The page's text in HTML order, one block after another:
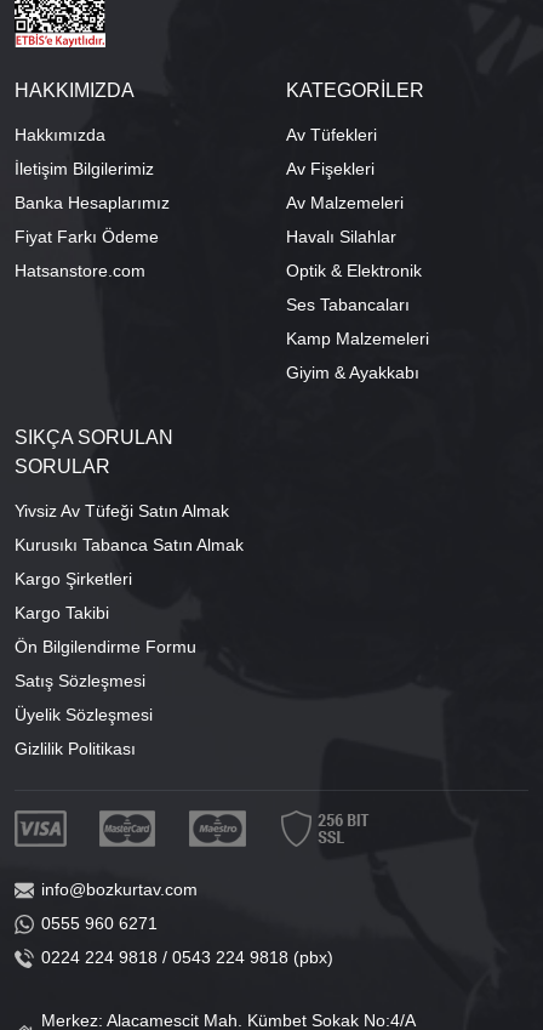
HAKKIMIZDA
Hakkımızda
İletişim Bilgilerimiz
Banka Hesaplarımız
Fiyat Farkı Ödeme
Hatsanstore.com
KATEGORİLER
Av Tüfekleri
Av Fişekleri
Av Malzemeleri
Havalı Silahlar
Optik & Elektronik
Ses Tabancaları
Kamp Malzemeleri
Giyim & Ayakkabı
SIKÇA SORULAN
SORULAR
Yivsiz Av Tüfeği Satın Almak
Kurusıkı Tabanca Satın Almak
Kargo Şirketleri
Kargo Takibi
Ön Bilgilendirme Formu
Satış Sözleşmesi
Üyelik Sözleşmesi
Gizlilik Politikası
info@bozkurtav.com
0555 960 6271
0224 224 9818 / 0543 224 9818 (pbx)
Merkez: Alacamescit Mah. Kümbet Sokak No:4/A